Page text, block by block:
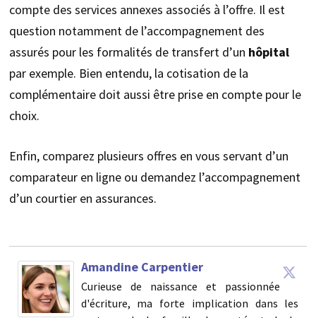
compte des services annexes associés à l’offre. Il est
question notamment de l’accompagnement des
assurés pour les formalités de transfert d’un hôpital
par exemple. Bien entendu, la cotisation de la
complémentaire doit aussi être prise en compte pour le
choix.
Enfin, comparez plusieurs offres en vous servant d’un
comparateur en ligne ou demandez l’accompagnement
d’un courtier en assurances.
Amandine Carpentier
Curieuse de naissance et passionnée
d'écriture, ma forte implication dans les